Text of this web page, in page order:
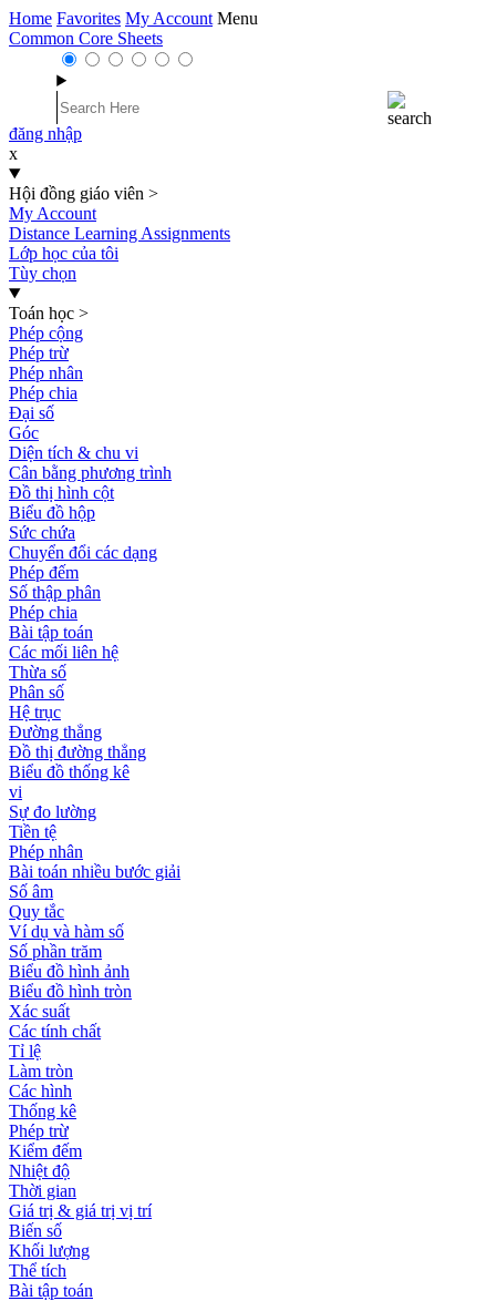
Home Favorites My Account Menu
Common Core Sheets
đăng nhập
x
Hội đồng giáo viên >
My Account
Distance Learning Assignments
Lớp học của tôi
Tùy chọn
Toán học >
Phép cộng
Phép trừ
Phép nhân
Phép chia
Đại số
Góc
Diện tích & chu vi
Cân bằng phương trình
Đồ thị hình cột
Biểu đồ hộp
Sức chứa
Chuyển đổi các dạng
Phép đếm
Số thập phân
Phép chia
Bài tập toán
Các mối liên hệ
Thừa số
Phân số
Hệ trục
Đường thẳng
Đồ thị đường thẳng
Biểu đồ thống kê
vi
Sự đo lường
Tiền tệ
Phép nhân
Bài toán nhiều bước giải
Số âm
Quy tắc
Ví dụ và hàm số
Số phần trăm
Biểu đồ hình ảnh
Biểu đồ hình tròn
Xác suất
Các tính chất
Tỉ lệ
Làm tròn
Các hình
Thống kê
Phép trừ
Kiểm đếm
Nhiệt độ
Thời gian
Giá trị & giá trị vị trí
Biến số
Khối lượng
Thể tích
Bài tập toán